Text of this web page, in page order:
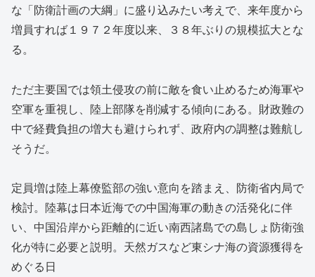
な「防衛計画の大綱」に盛り込みたい考えで、来年度から
増員すれば１９７２年度以来、３８年ぶりの規模拡大とな
る。
ただ主要国では領土侵攻の前に敵を食い止めるため海軍や
空軍を重視し、陸上部隊を削減する傾向にある。財政難の
中で経費負担の増大も避けられず、政府内の調整は難航し
そうだ。
定員増は陸上幕僚監部の強い意向を踏まえ、防衛省内局で
検討。陸幕は日本近海での中国海軍の動きの活発化に伴
い、中国沿岸から距離的に近い南西諸島での島しょ防衛強
化が特に必要と説明。天然ガスなど東シナ海の資源獲得を
めぐる日